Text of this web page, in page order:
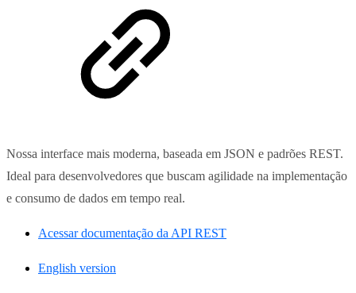
Nossa interface mais moderna, baseada em JSON e padrões REST.
Ideal para desenvolvedores que buscam agilidade na implementação
e consumo de dados em tempo real.
Acessar documentação da API REST
English version